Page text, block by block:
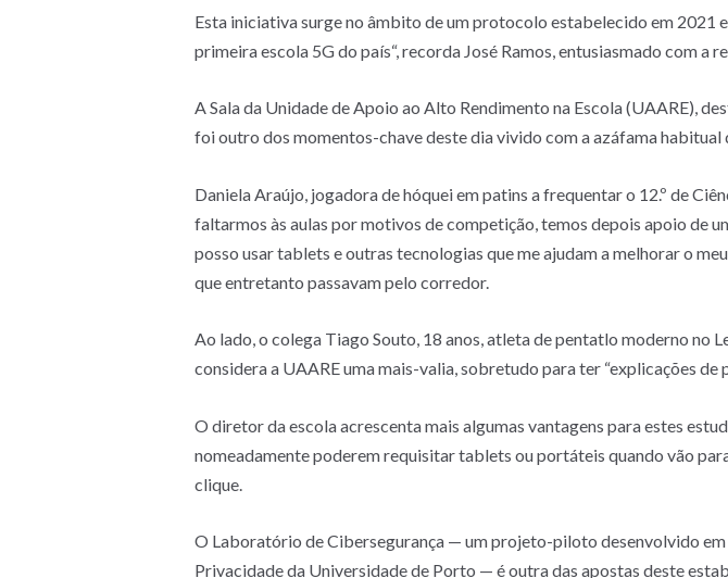
Esta iniciativa surge no âmbito de um protocolo estabelecido em 2021
primeira escola 5G do país“, recorda José Ramos, entusiasmado com
A Sala da Unidade de Apoio ao Alto Rendimento na Escola (UAARE),
foi outro dos momentos-chave deste dia vivido com a azáfama habitual
Daniela Araújo, jogadora de hóquei em patins a frequentar o 12.º de
faltarmos às aulas por motivos de competição, temos depois apoio de
posso usar tablets e outras tecnologias que me ajudam a melhorar o
que entretanto passavam pelo corredor.
Ao lado, o colega Tiago Souto, 18 anos, atleta de pentatlo moderno no
considera a UAARE uma mais-valia, sobretudo para ter “explicações de
O diretor da escola acrescenta mais algumas vantagens para estes
nomeadamente poderem requisitar tablets ou portáteis quando vão
clique.
O Laboratório de Cibersegurança — um projeto-piloto desenvolvido
Privacidade da Universidade de Porto — é outra das apostas deste